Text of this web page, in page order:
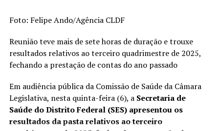
para 6,3, superando a meta (6). Em 2005, era
Esta foi a etapa da educação básica que
registrou o avanço mais expressivo na série
histórica de 20 anos.
Quando considerados os anos finais do ensino
fundamental (6º ao 9º ano), o desempenho
subiu de 5 para 5,3, mas ficou abaixo da meta
de 5,5. Em 2005, o Ideb era de 3,5.
Foto: Felipe Ando/Agência CLDF
Reunião teve mais de sete horas de duração e trouxe
resultados relativos ao terceiro quadrimestre de 2025,
fechando a prestação de contas do ano passado
Em audiência pública da Comissão de Saúde da Câmara
Legislativa, nesta quinta-feira (6), a Secretaria de
Saúde do Distrito Federal (SES) apresentou os
resultados da pasta relativos ao terceiro